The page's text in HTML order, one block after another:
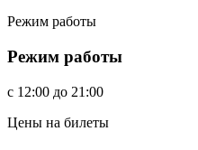
Режим работы
Режим работы
c 12:00 до 21:00
Цены на билеты